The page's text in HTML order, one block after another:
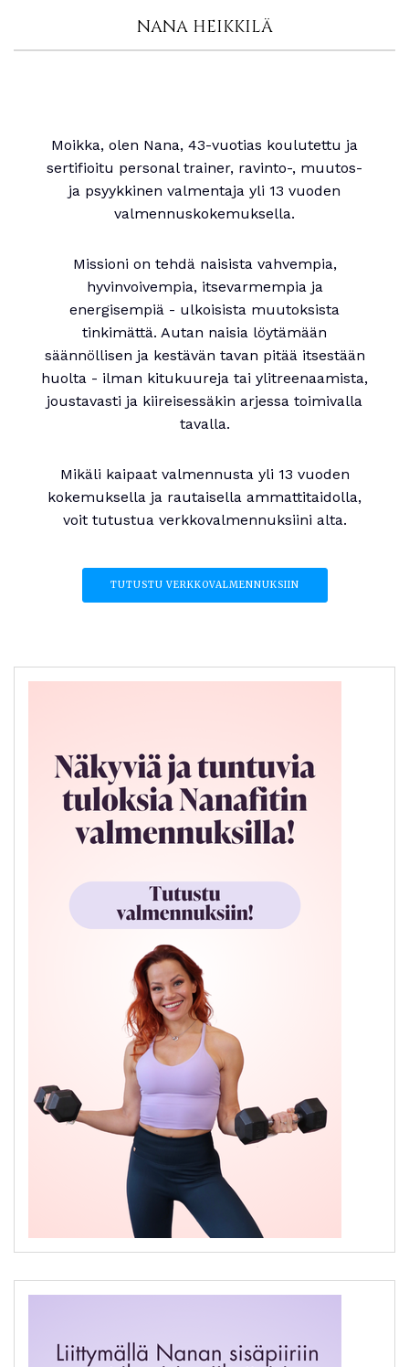
NANA HEIKKILÄ
Moikka, olen Nana, 43-vuotias koulutettu ja
sertifioitu personal trainer, ravinto-, muutos-
ja psyykkinen valmentaja yli 13 vuoden
valmennuskokemuksella.
Missioni on tehdä naisista vahvempia,
hyvinvoivempia, itsevarmempia ja
energisempiä - ulkoisista muutoksista
tinkimättä. Autan naisia löytämään
säännöllisen ja kestävän tavan pitää itsestään
huolta - ilman kitukuureja tai ylitreenaamista,
joustavasti ja kiireisessäkin arjessa toimivalla
tavalla.
Mikäli kaipaat valmennusta yli 13 vuoden
kokemuksella ja rautaisella ammattitaidolla,
voit tutustua verkkovalmennuksiini alta.
TUTUSTU VERKKOVALMENNUKSIIN